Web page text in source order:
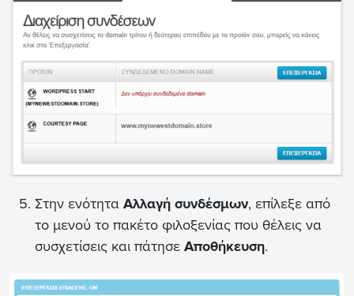
Στην ενότητα Αλλαγή συνδέσμων, επίλεξε από
το μενού το πακέτο φιλοξενίας που θέλεις να
συσχετίσεις και πάτησε Αποθήκευση.